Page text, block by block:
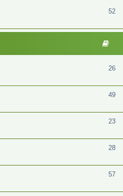
52
26
49
23
28
57